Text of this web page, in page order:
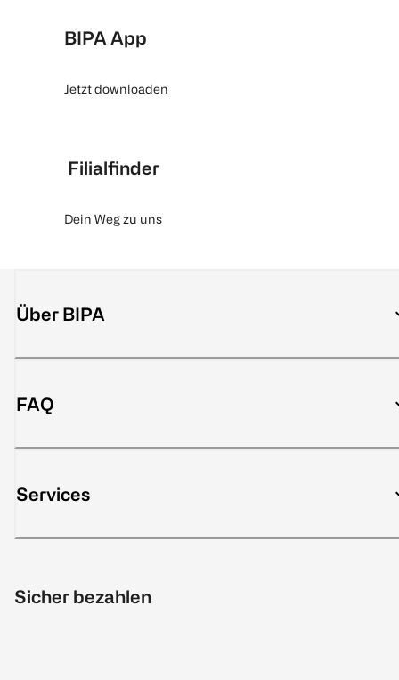
BIPA App
Jetzt downloaden
Filialfinder
Dein Weg zu uns
Über BIPA
FAQ
Services
Sicher bezahlen